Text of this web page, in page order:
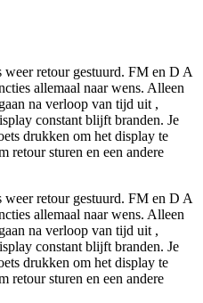
weer retour gestuurd. FM en D A
allemaal naar wens. Alleen
na verloop van tijd uit ,
constant blijft branden. Je
drukken om het display te
retour sturen en een andere
weer retour gestuurd. FM en D A
allemaal naar wens. Alleen
na verloop van tijd uit ,
constant blijft branden. Je
drukken om het display te
retour sturen en een andere